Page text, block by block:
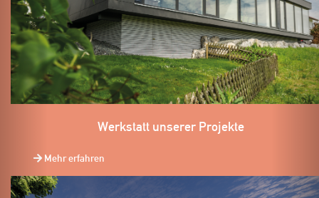
Werkstatt unserer Projekte
Mehr erfahren